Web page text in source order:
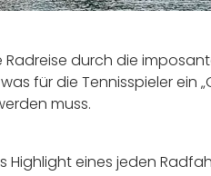
durch die
für die Tennisspieler ein
muss.
Highlight eines jeden